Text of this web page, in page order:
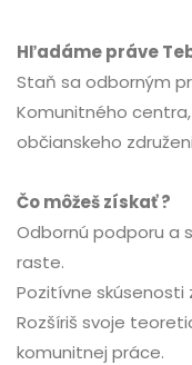
Hľadáme práve
Staň sa odborným
Komunitného
občianskeho
Čo môžeš získať ?
Odbornú podporu a
raste.
Pozitívne
Rozšíriš svoje
komunitnej práce.